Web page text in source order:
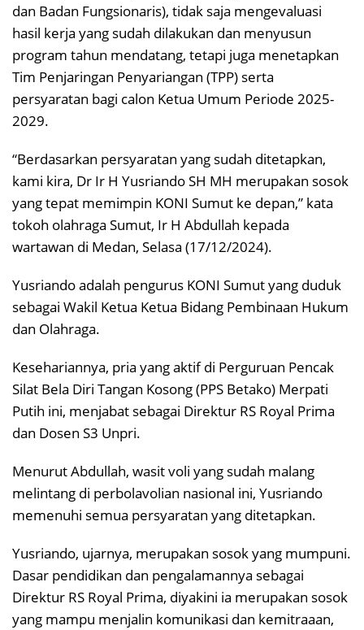
dan Badan Fungsionaris), tidak saja mengevaluasi
hasil kerja yang sudah dilakukan dan menyusun
program tahun mendatang, tetapi juga menetapkan
Tim Penjaringan Penyariangan (TPP) serta
persyaratan bagi calon Ketua Umum Periode 2025-
2029.
“Berdasarkan persyaratan yang sudah ditetapkan,
kami kira, Dr Ir H Yusriando SH MH merupakan sosok
yang tepat memimpin KONI Sumut ke depan,” kata
tokoh olahraga Sumut, Ir H Abdullah kepada
wartawan di Medan, Selasa (17/12/2024).
Yusriando adalah pengurus KONI Sumut yang duduk
sebagai Wakil Ketua Ketua Bidang Pembinaan Hukum
dan Olahraga.
Kesehariannya, pria yang aktif di Perguruan Pencak
Silat Bela Diri Tangan Kosong (PPS Betako) Merpati
Putih ini, menjabat sebagai Direktur RS Royal Prima
dan Dosen S3 Unpri.
Menurut Abdullah, wasit voli yang sudah malang
melintang di perbolavolian nasional ini, Yusriando
memenuhi semua persyaratan yang ditetapkan.
Yusriando, ujarnya, merupakan sosok yang mumpuni.
Dasar pendidikan dan pengalamannya sebagai
Direktur RS Royal Prima, diyakini ia merupakan sosok
yang mampu menjalin komunikasi dan kemitraaan,